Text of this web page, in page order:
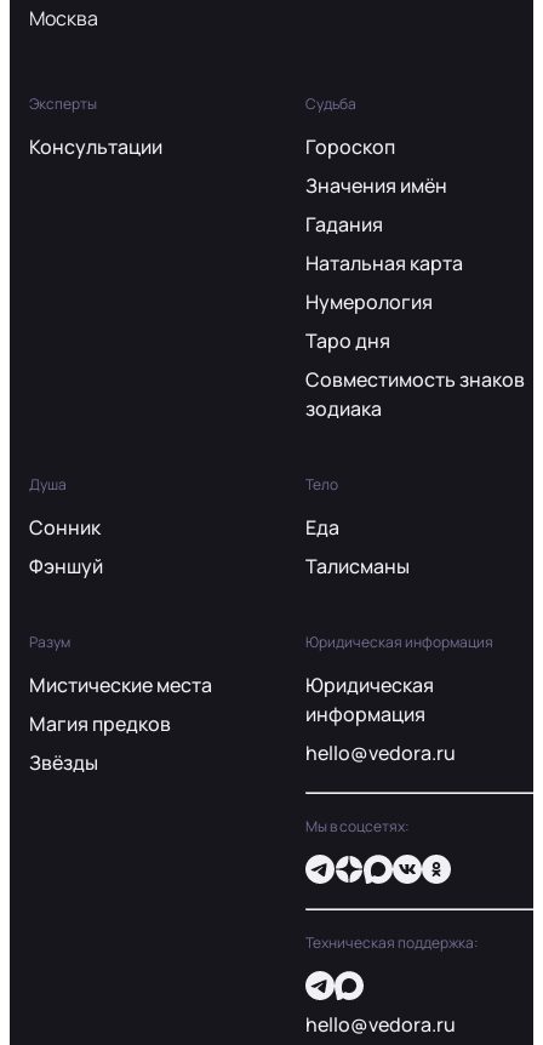
Москва
Эксперты
Консультации
Судьба
Гороскоп
Значения имён
Гадания
Натальная карта
Нумерология
Таро дня
Совместимость знаков
зодиака
Душа
Сонник
Фэншуй
Тело
Еда
Талисманы
Разум
Мистические места
Магия предков
Звёзды
Юридическая информация
Юридическая
информация
hello@vedora.ru
Мы в соцсетях:
Техническая поддержка:
hello@vedora.ru